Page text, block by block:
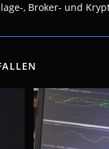
, Broker- und